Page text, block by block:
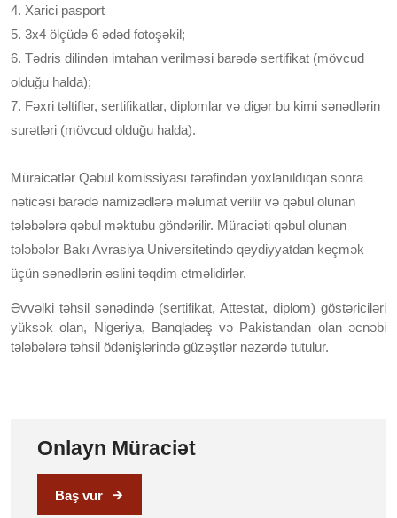
4. Xarici pasport
5. 3x4 ölçüdə 6 ədəd fotoşəkil;
6. Tədris dilindən imtahan verilməsi barədə sertifikat (mövcud
olduğu halda);
7. Fəxri təltiflər, sertifikatlar, diplomlar və digər bu kimi sənədlərin
surətləri (mövcud olduğu halda).
Müraicətlər Qəbul komissiyası tərəfindən yoxlanıldıqan sonra
nəticəsi barədə namizədlərə məlumat verilir və qəbul olunan
tələbələrə qəbul məktubu göndərilir. Müraciəti qəbul olunan
tələbələr Bakı Avrasiya Universitetində qeydiyyatdan keçmək
üçün sənədlərin əslini təqdim etməlidirlər.
Əvvəlki təhsil sənədində (sertifikat, Attestat, diplom) göstəriciləri
yüksək olan, Nigeriya, Banqladeş və Pakistandan olan əcnəbi
tələbələrə təhsil ödənişlərində güzəştlər nəzərdə tutulur.
Onlayn Müraciət
Baş vur